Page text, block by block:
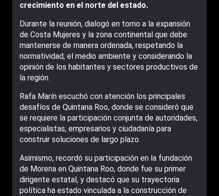
crecimiento en el norte del estado.
Durante la reunión, dialogó en torno a la expansión
de Costa Mujeres y la zona continental que debe
mantenerse de manera ordenada, respetando la
normatividad, el medio ambiente y considerando la
opinión de los habitantes y sectores productivos de
la región.
Rafa Marín escuchó con atención los principales
desafíos de Quintana Roo, donde se consideró que
se requiere la participación conjunta de autoridades,
especialistas, empresarios y ciudadanía para
construir soluciones de largo plazo.
Asimismo, recordó su participación en la fundación
de Morena en Quintana Roo, donde fue su primer
dirigente estatal, y destacó que su trayectoria
política ha estado vinculada a la construcción de